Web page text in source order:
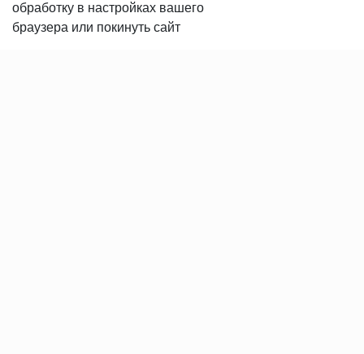
Сертификаты продукции
Вакансии
обработку в настройках вашего
браузера или покинуть сайт